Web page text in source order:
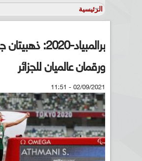
برالمبياد-2020:
ورقمان عالميان للجزائر
02/09/2021 - 11:51